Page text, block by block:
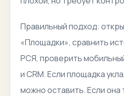
Правильный подход:
«Площадки», сравнить
РСЯ, проверить
и CRM. Если площадка
можно оставить. Если